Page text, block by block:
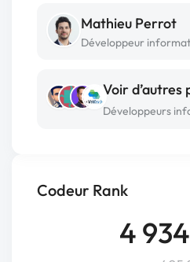
Codeur Rank
4 934
Mathieu Perrot
Voir d’autres
Développeurs